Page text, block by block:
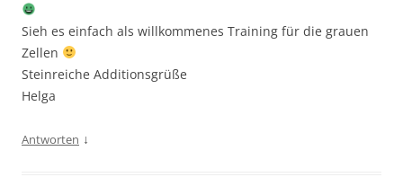
Sieh es einfach als willkommenes Training für die grauen
Zellen
Steinreiche Additionsgrüße
Helga
Antworten ↓